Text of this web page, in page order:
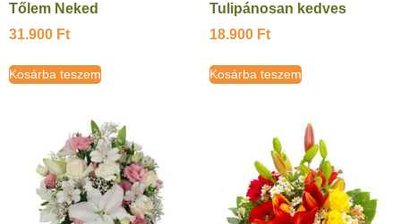
Tőlem Neked
31.900 Ft
Kosárba teszem
Tulipánosan kedves
18.900 Ft
Kosárba teszem